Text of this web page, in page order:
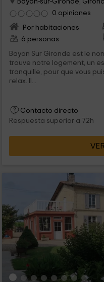
0 opiniones
Por habitaciones
6 personas
Bayon Sur Gironde est le
trouve notre logement, un
tranquille, pour que vous
relax. Il...
Contacto directo
Respuesta superior a 72h